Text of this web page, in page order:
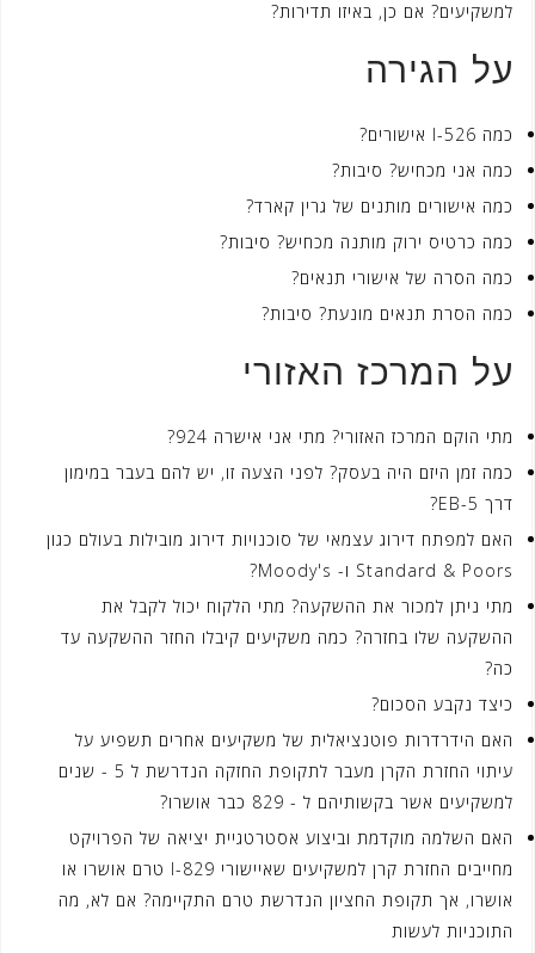
למשקיעים? אם כן, באיזו תדירות?
על הגירה
כמה I-526 אישורים?
כמה אני מכחיש? סיבות?
כמה אישורים מותנים של גרין קארד?
כמה כרטיס ירוק מותנה מכחיש? סיבות?
כמה הסרה של אישורי תנאים?
כמה הסרת תנאים מונעת? סיבות?
על המרכז האזורי
מתי הוקם המרכז האזורי? מתי אני אישרה 924?
כמה זמן היזם היה בעסק? לפני הצעה זו, יש להם בעבר במימון
דרך EB-5?
האם למפתח דירוג עצמאי של סוכנויות דירוג מובילות בעולם כגון
Standard & Poors ו- Moody's?
מתי ניתן למכור את ההשקעה? מתי הלקוח יכול לקבל את
ההשקעה שלו בחזרה? כמה משקיעים קיבלו החזר ההשקעה עד
כה?
כיצד נקבע הסכום?
האם הידרדרות פוטנציאלית של משקיעים אחרים תשפיע על
עיתוי החזרת הקרן מעבר לתקופת החזקה הנדרשת ל 5 - שנים
למשקיעים אשר בקשותיהם ל - 829 כבר אושרו?
האם השלמה מוקדמת וביצוע אסטרטגיית יציאה של הפרויקט
מחייבים החזרת קרן למשקיעים שאיישורי I-829 טרם אושרו או
אושרו, אך תקופת החציון הנדרשת טרם התקיימה? אם לא, מה
התוכניות לעשות